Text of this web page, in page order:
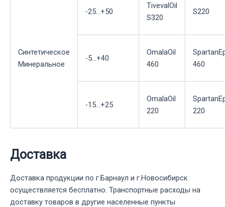
Синтетическое
Минеральное
-25...+50
TivevalOil
S320
S220
-5...+40
OmalaOil
460
460
-15...+25
OmalaOil
220
220
Доставка
Доставка продукции по г.Барнаул и г.Новосибирск
осуществляется бесплатно. Транспортные расходы на
доставку товаров в другие населенные пункты